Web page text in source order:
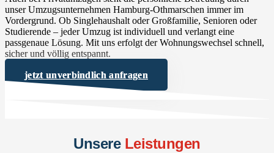
unser Umzugsunternehmen Hamburg-Othmarschen immer im
Vordergrund. Ob Singlehaushalt oder Großfamilie, Senioren oder
Studierende – jeder Umzug ist individuell und verlangt eine
passgenaue Lösung. Mit uns erfolgt der Wohnungswechsel schnell,
sicher und völlig entspannt.
jetzt unverbindlich anfragen
UnsereLeistungen